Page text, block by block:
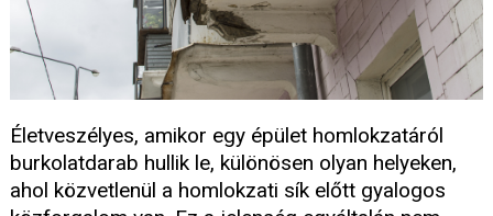
Életveszélyes, amikor egy épület homlokzatáról
burkolatdarab hullik le, különösen olyan helyeken,
ahol közvetlenül a homlokzati sík előtt gyalogos